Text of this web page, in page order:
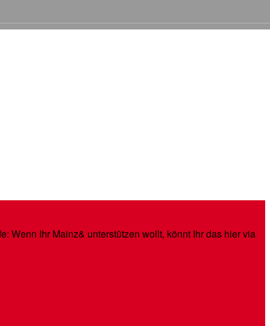
Wenn Ihr Mainz& unterstützen wollt, könnt Ihr das hier via